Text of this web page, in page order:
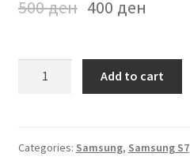
500ден 400 ден
S7
Add to cart
Categories: Samsung, Samsung S7